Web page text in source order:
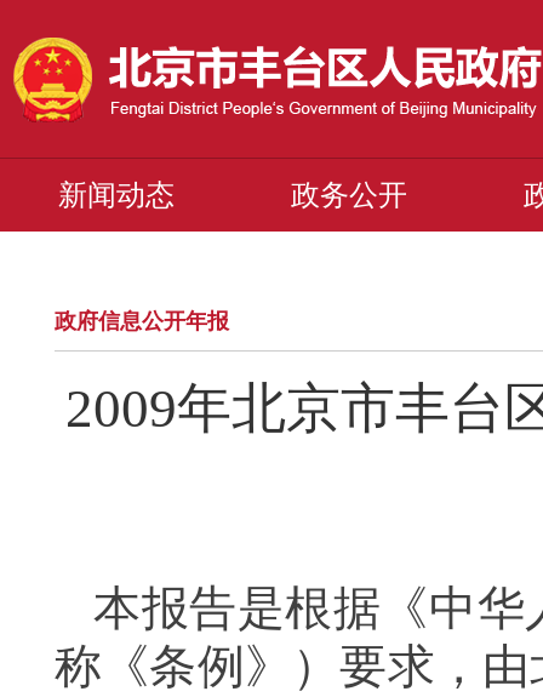
新闻动态 政务公开
政府信息公开年报
2009年北京市丰台
本报告是根据《中
称《条例》）要求，